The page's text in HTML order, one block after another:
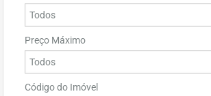
Preço Máximo
Código do Imóvel